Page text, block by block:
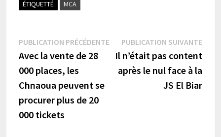
ÉTIQUETTÉ MCA
Navigation
de
l’article
PUBLICATION PRÉCÉDENTEPublication
précédente :
Avec la vente de 28
000 places, les
Chnaoua peuvent se
procurer plus de 20
000 tickets
PUBLICATION SUIVANTE
Il n’était pas content
après le nul face à la
JS El Biar